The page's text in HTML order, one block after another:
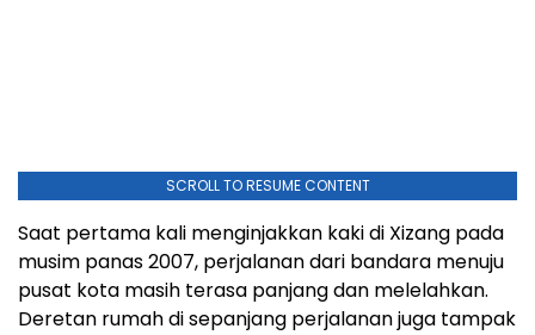
SCROLL TO RESUME CONTENT
Saat pertama kali menginjakkan kaki di Xizang pada
musim panas 2007, perjalanan dari bandara menuju
pusat kota masih terasa panjang dan melelahkan.
Deretan rumah di sepanjang perjalanan juga tampak